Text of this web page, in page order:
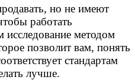
но не имеют
работать
методом
позволит вам, понять
стандартам
лучше.